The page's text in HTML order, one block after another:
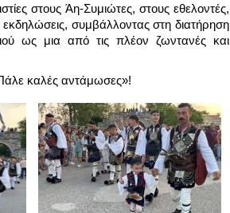
στους Άη-Συμιώτες, στους εθελοντές,
συμβάλλοντας στη διατήρηση
ως μια από τις πλέον ζωντανές και
καλές αντάμωσες»!